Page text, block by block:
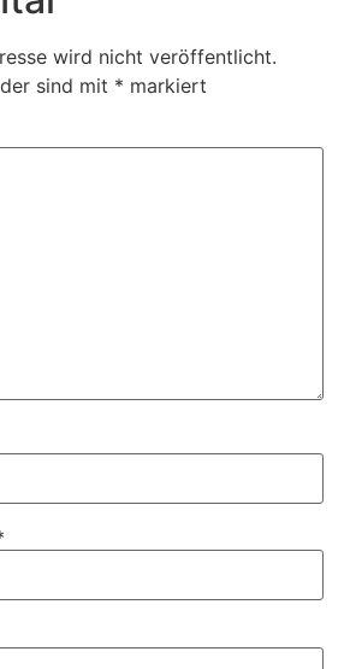
wird nicht veröffentlicht.
sind mit * markiert